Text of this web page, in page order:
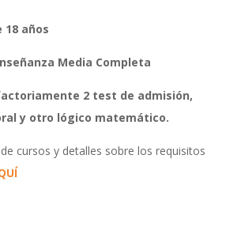
18 años
Media Completa
2 test de admisión,
y otro lógico matemático.
cursos y detalles sobre los requisitos